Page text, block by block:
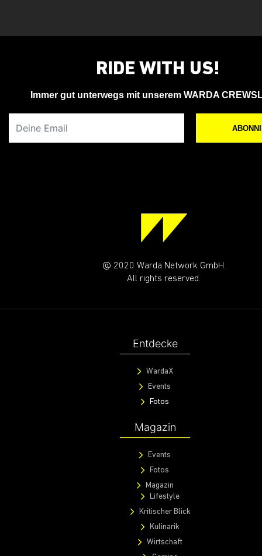
RIDE WITH US!
Immer gut unterwegs mit unserem WARDA
@ 2020 Warda Network GmbH.
All rights reserved.
Entdecke
WardaX
Events
Fotos
Magazin
Events
Fotos
Magazin
Lifestyle
Kritischer Blick
Kulinarik
Wirtschaft